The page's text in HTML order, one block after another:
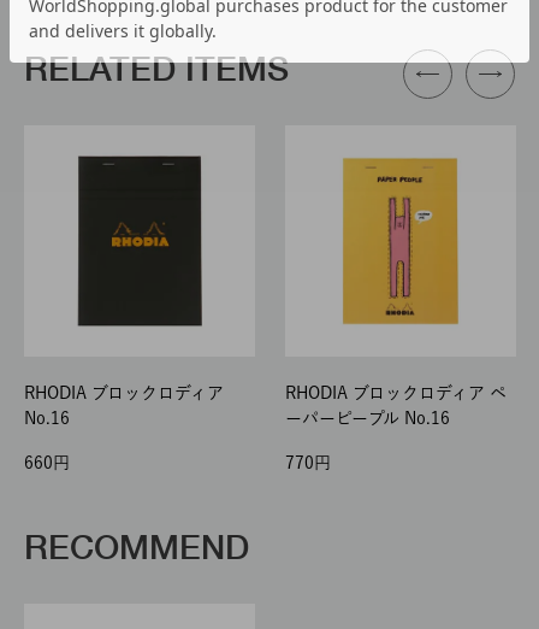
RELATED ITEMS
RHODIA ブロックロディア
No.16
660
RHODIA ブロックロディア ペ
ーパーピープル No.16
770
RECOMMEND